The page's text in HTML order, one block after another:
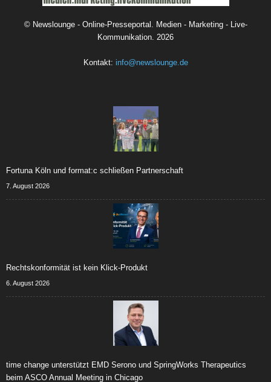
© Newslounge - Online-Presseportal. Medien - Marketing - Live-
Kommunikation. 2026
Kontakt: info@newslounge.de
Fortuna Köln und format:c schließen Partnerschaft
7. August 2026
Rechtskonformität ist kein Klick-Produkt
6. August 2026
time change unterstützt EMD Serono und SpringWorks Therapeutics
beim ASCO Annual Meeting in Chicago